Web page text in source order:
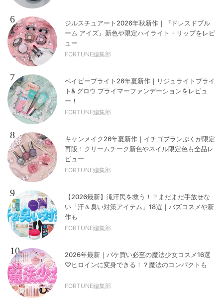
6
ジルスチュアート2026年秋新作｜『ドレスドブル
ーム アイズ』新色や限定ハイライト・リップをレビ
ュー
FORTUNE編集部
7
ベイビーブライト26年夏新作｜リジュライトブライ
ト& グロウ プライマーファンデーションをレビュ
ー！
FORTUNE編集部
8
キャンメイク26年夏新作｜イチゴプランぷくが限定
再販！クリームチーク新色やネイル限定色も全品レ
ビュー
FORTUNE編集部
9
【2026最新】滝汗民を救う！？まだまだ手放せな
い「汗＆臭い対策アイテム」18選｜バズコスメや新
作も
FORTUNE編集部
10
2026年最新｜パケ買い必至の魔法少女コスメ16選
♡ヒロインに変身できる！？魔法のコンパクトも
FORTUNE編集部